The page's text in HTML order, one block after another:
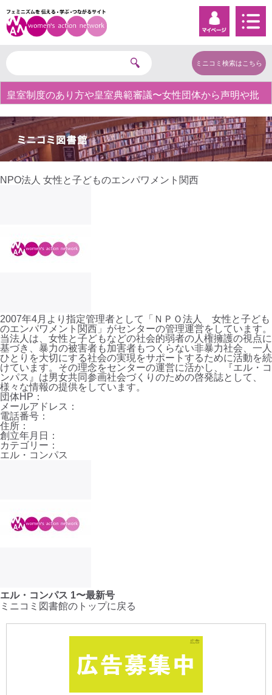
ミニコミ検索はこちら
皇室制度のあり方や皇室典範審議〜女性団体から声明や批
NPO法人 女性と子どものエンパワメント関西
2007年4月より指定管理者として「ＮＰＯ法人 女性と子ども
のエンパワメント関西」がセンターの管理運営をしています。
当法人は、女性と子どもなどの社会的弱者の人権擁護の視点に
基づき、暴力の被害者も加害者もつくらない非暴力社会、一人
ひとりを大切にする社会の実現をサポートするために活動を続
けています。その理念をセンターの運営に活かし、『エル・コ
ンパス』は男女共同参画社会づくりのための啓発誌として、
様々な情報の提供をしています。
団体HP：
メールアドレス：
電話番号：
住所：
創立年月日：
カテゴリー：
エル・コンパス
エル・コンパス 1〜最新号
ミニコミ図書館のトップに戻る